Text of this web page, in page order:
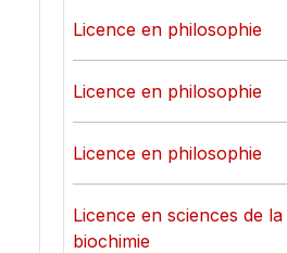
Licence en philosophie
Licence en philosophie
Licence en philosophie
Licence en sciences de
biochimie